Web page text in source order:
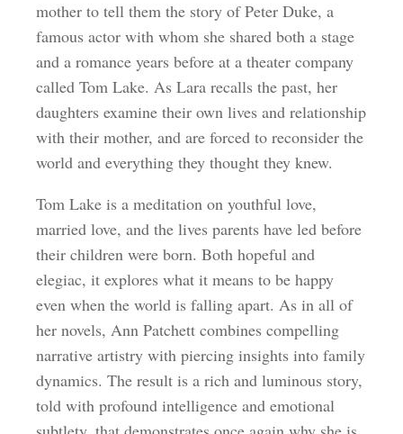
mother to tell them the story of Peter Duke, a
famous actor with whom she shared both a stage
and a romance years before at a theater company
called Tom Lake. As Lara recalls the past, her
daughters examine their own lives and relationship
with their mother, and are forced to reconsider the
world and everything they thought they knew.
Tom Lake is a meditation on youthful love,
married love, and the lives parents have led before
their children were born. Both hopeful and
elegiac, it explores what it means to be happy
even when the world is falling apart. As in all of
her novels, Ann Patchett combines compelling
narrative artistry with piercing insights into family
dynamics. The result is a rich and luminous story,
told with profound intelligence and emotional